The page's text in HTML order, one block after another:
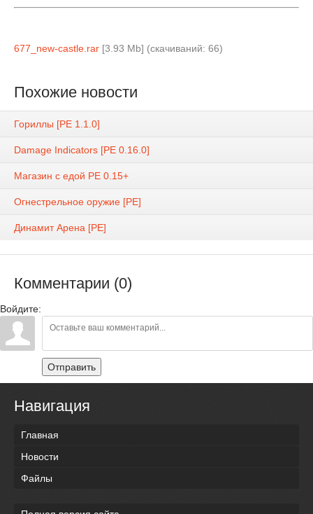
677_new-castle.rar [3.93 Mb] (cкачиваний: 66)
Похожие новости
Гориллы [PE 1.1.0]
Damage Indicators [PE 0.16.0]
Магазин с едой PE 0.15+
Огнестрельное оружие [PE]
Динамит Арена [PE]
Комментарии (0)
Войдите:
Отправить
Навигация
Главная
Новости
Файлы